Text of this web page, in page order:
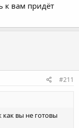
к вам придёт
#211
вы не готовы